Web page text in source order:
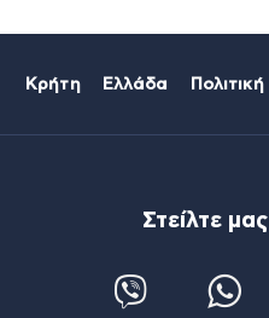
Κρήτη Ελλάδα Πολιτική
Στείλτε